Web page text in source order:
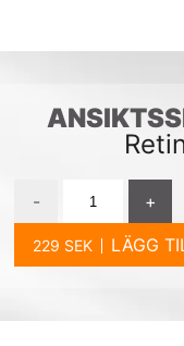
-
+
LÄGG